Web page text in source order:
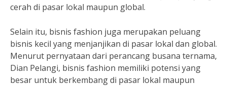
cerah di pasar lokal maupun global.
Selain itu, bisnis fashion juga merupakan peluang
bisnis kecil yang menjanjikan di pasar lokal dan global.
Menurut pernyataan dari perancang busana ternama,
Dian Pelangi, bisnis fashion memiliki potensi yang
besar untuk berkembang di pasar lokal maupun